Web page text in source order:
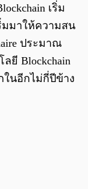
เริ่ม
มมาให้ความสน
ประมาณ
ยี Blockchain
ในอีกไม่กี่ปีข้าง